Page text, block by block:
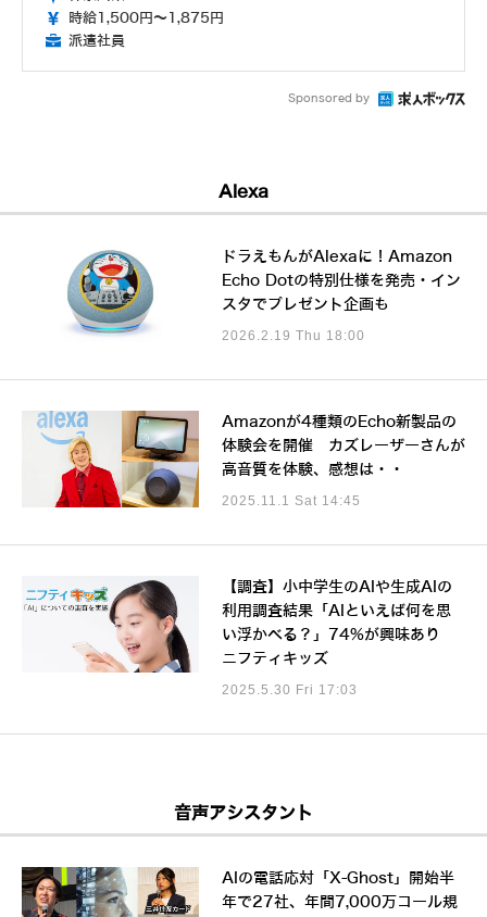
時給1,500円～1,875円
派遣社員
Sponsored by
Alexa
ドラえもんがAlexaに！Amazon
Echo Dotの特別仕様を発売・イン
スタでプレゼント企画も
2026.2.19 Thu 18:00
Amazonが4種類のEcho新製品の
体験会を開催 カズレーザーさんが
高音質を体験、感想は・・
2025.11.1 Sat 14:45
【調査】小中学生のAIや生成AIの
利用調査結果「AIといえば何を思
い浮かべる？」74%が興味あり
ニフティキッズ
2025.5.30 Fri 17:03
音声アシスタント
AIの電話応対「X-Ghost」開始半
年で27社、年間7,000万コール規